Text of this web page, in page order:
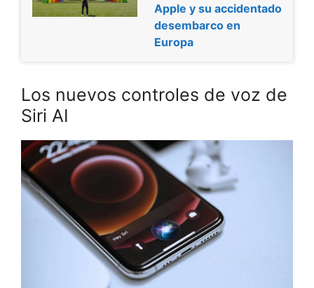
Apple y su accidentado
desembarco en
Europa
Los nuevos controles de voz de
Siri AI